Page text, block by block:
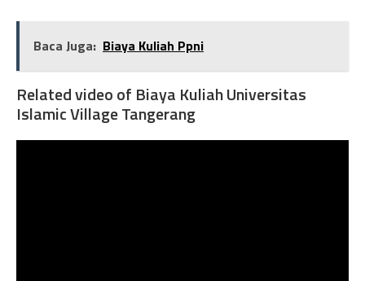
Baca Juga: Biaya Kuliah Ppni
Related video of Biaya Kuliah Universitas
Islamic Village Tangerang